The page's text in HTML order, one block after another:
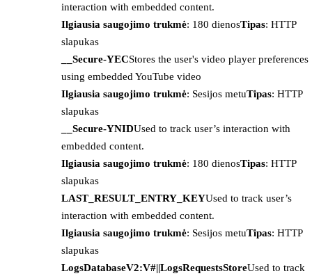
interaction with embedded content.
Ilgiausia saugojimo trukmė: 180 dienosTipas: HTTP
slapukas
__Secure-YECStores the user's video player preferences
using embedded YouTube video
Ilgiausia saugojimo trukmė: Sesijos metuTipas: HTTP
slapukas
__Secure-YNIDUsed to track user’s interaction with
embedded content.
Ilgiausia saugojimo trukmė: 180 dienosTipas: HTTP
slapukas
LAST_RESULT_ENTRY_KEYUsed to track user’s
interaction with embedded content.
Ilgiausia saugojimo trukmė: Sesijos metuTipas: HTTP
slapukas
LogsDatabaseV2:V#||LogsRequestsStoreUsed to track